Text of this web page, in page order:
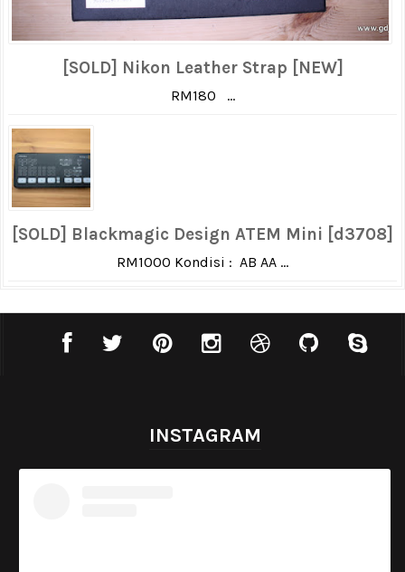
[SOLD] Nikon Leather Strap [NEW]
RM180 ...
[SOLD] Blackmagic Design ATEM Mini [d3708]
RM1000 Kondisi : AB AA ...
INSTAGRAM